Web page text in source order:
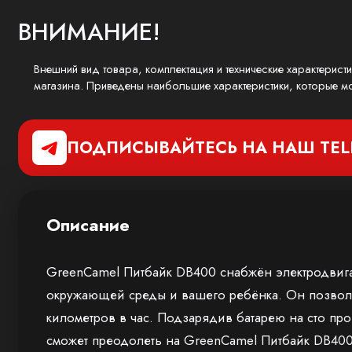
ВНИМАНИЕ!
Внешний вид товара, комплектация и технические
магазина. Приведены наибольшие характеристики, которые
ПОДПИСЫВАЙТЕСЬ НА НАШ
Описание
GreenCamel Питбайк DB400 снабжён
окружающей среды и вашего ребёнка. Он
километров в час. Подзарядив батарею на сто
сможет преодолеть на GreenCamel Питбайк